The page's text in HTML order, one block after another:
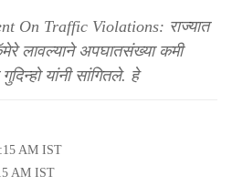
On Traffic Violations: राज्‍यात
लावल्याने अपघातसंख्या कमी
यांनी सांगितले. हे
AM IST
AM IST